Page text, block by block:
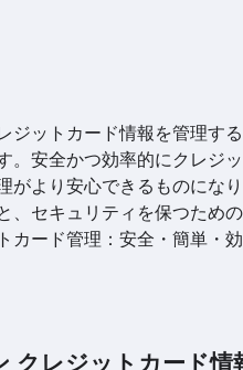
ジットカード情報を管理す
。安全かつ効率的にクレジ
がより安心できるものにな
、セキュリティを保つため
カード管理：安全・簡単・効